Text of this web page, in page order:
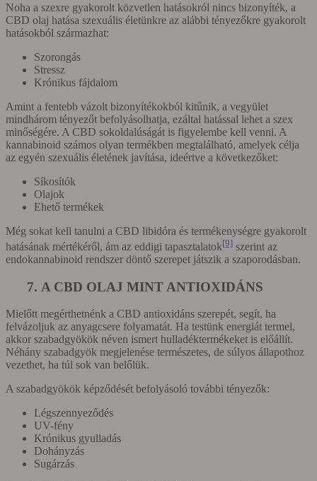
Noha a szexre gyakorolt közvetlen hatásokról nincs bizonyíték, a
CBD olaj hatása szexuális életünkre az alábbi tényezőkre gyakorolt
hatásokból származhat:
Szorongás
Stressz
Krónikus fájdalom
Amint a fentebb vázolt bizonyítékokból kitűnik, a vegyület
mindhárom tényezőt befolyásolhatja, ezáltal hatással lehet a szex
minőségére. A CBD sokoldalúságát is figyelembe kell venni. A
kannabinoid számos olyan termékben megtalálható, amelyek célja
az egyén szexuális életének javítása, ideértve a következőket:
Síkosítók
Olajok
Ehető termékek
Még sokat kell tanulni a CBD libidóra és termékenységre gyakorolt
hatásának mértékéről, ám az eddigi tapasztalatok[9] szerint az
endokannabinoid rendszer döntő szerepet játszik a szaporodásban.
7. A CBD OLAJ MINT ANTIOXIDÁNS
Mielőtt megérthetnénk a CBD antioxidáns szerepét, segít, ha
felvázoljuk az anyagcsere folyamatát. Ha testünk energiát termel,
akkor szabadgyökök néven ismert hulladéktermékeket is előállít.
Néhány szabadgyök megjelenése természetes, de súlyos állapothoz
vezethet, ha túl sok van belőlük.
A szabadgyökök képződését befolyásoló további tényezők:
Légszennyeződés
UV-fény
Krónikus gyulladás
Dohányzás
Sugárzás